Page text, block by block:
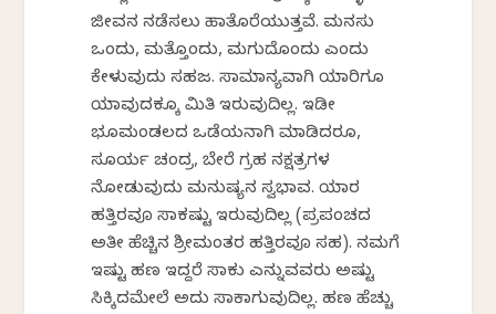
ಜೀವನ ನಡೆಸಲು ಹಾತೊರೆಯುತ್ತವೆ. ಮನಸು
ಒಂದು, ಮತ್ತೊಂದು, ಮಗುದೊಂದು ಎಂದು
ಕೇಳುವುದು ಸಹಜ. ಸಾಮಾನ್ಯವಾಗಿ ಯಾರಿಗೂ
ಯಾವುದಕ್ಕೂ ಮಿತಿ ಇರುವುದಿಲ್ಲ. ಇಡೀ
ಭೂಮಂಡಲದ ಒಡೆಯನಾಗಿ ಮಾಡಿದರೂ,
ಸೂರ್ಯ ಚಂದ್ರ, ಬೇರೆ ಗ್ರಹ ನಕ್ಷತ್ರಗಳ
ನೋಡುವುದು ಮನುಷ್ಯನ ಸ್ವಭಾವ. ಯಾರ
ಹತ್ತಿರವೂ ಸಾಕಷ್ಟು ಇರುವುದಿಲ್ಲ (ಪ್ರಪಂಚದ
ಅತೀ ಹೆಚ್ಚಿನ ಶ್ರೀಮಂತರ ಹತ್ತಿರವೂ ಸಹ). ನಮಗೆ
ಇಷ್ಟು ಹಣ ಇದ್ದರೆ ಸಾಕು ಎನ್ನುವವರು ಅಷ್ಟು
ಸಿಕ್ಕಿದಮೇಲೆ ಅದು ಸಾಕಾಗುವುದಿಲ್ಲ. ಹಣ ಹೆಚ್ಚು